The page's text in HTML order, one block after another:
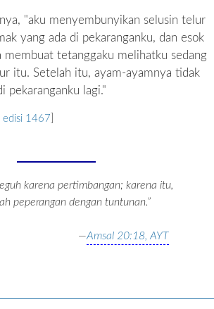
"aku menyembunyikan selusin telur
yang ada di pekaranganku, dan esok
membuat tetanggaku melihatku sedang
itu. Setelah itu, ayam-ayamnya tidak
pekaranganku lagi."
edisi 1467
karena pertimbangan; karena itu,
peperangan dengan tuntunan.”
—Amsal 20:18, AYT